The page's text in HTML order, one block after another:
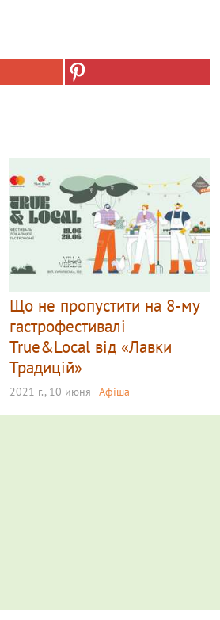
Що не пропустити на 8-му
гастрофестивалі
True&Local від «Лавки
Традицій»
2021 г., 10 июня Афіша